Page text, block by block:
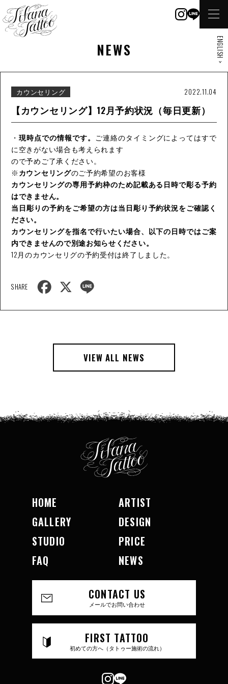
NEWS
カウンセリング 2022.11.04
【カウンセリング】12月予約状況（毎日更新）
・ 現時点での情報です。 ご連絡のタイミングによってはすで
に空きがない場合も考えられます
ので予めご了承ください。
※カウンセリングのご予約希望のお客様
カウンセリングの専用予約枠のため記載ある日時で彫る予約
はできません。
当日彫りの予約をご希望の方は当日彫り予約状況をご確認く
ださい。
カウンセリングを指名で行いたい場合、以下の日時ではご案
内できませんので別途お知らせください。
12月のカウンセリグの予約受付は終了しました。
SHARE
o
VIEW ALL NEWS
HOME
ARTIST
GALLERY
DESIGN
STUDIO
PRICE
FAQ
NEWS
CONTACT US
メールでお問い合わせ
FIRST TATTOO
初めての方へ（タトゥー施術の流れ）
ENGLISH >